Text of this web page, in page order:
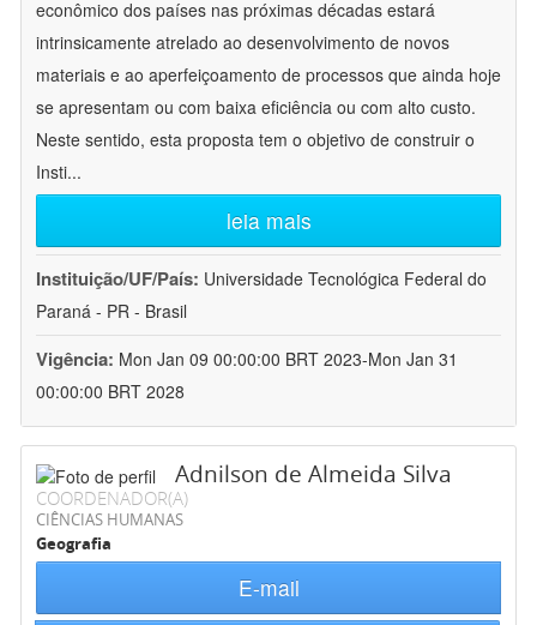
econômico dos países nas próximas décadas estará
intrinsicamente atrelado ao desenvolvimento de novos
materiais e ao aperfeiçoamento de processos que ainda hoje
se apresentam ou com baixa eficiência ou com alto custo.
Neste sentido, esta proposta tem o objetivo de construir o
Insti...
leia mais
Instituição/UF/País: Universidade Tecnológica Federal do
Paraná - PR - Brasil
Vigência: Mon Jan 09 00:00:00 BRT 2023-Mon Jan 31
00:00:00 BRT 2028
Adnilson de Almeida Silva
COORDENADOR(A)
CIÊNCIAS HUMANAS
Geografia
E-mail